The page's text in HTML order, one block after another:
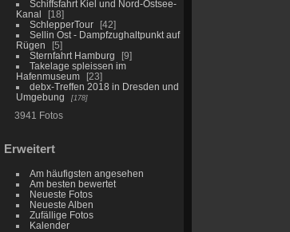
Schiffsfahrt Kiel und Nord-Ostsee-
Kanal
18
SchlepperTour
42
Sellin Ost - Dampfzughaltpunkt auf
Rügen
5
Sternfahrt Hamburg
9
Takelage spleissen im
Hafenmuseum
23
debx-Treffen 2018 in Dresden und
Umgebung
178
3941 Fotos
Erweitert
Am häufigsten angesehen
Am besten bewertet
Neueste Fotos
Neueste Alben
Zufällige Fotos
Kalender